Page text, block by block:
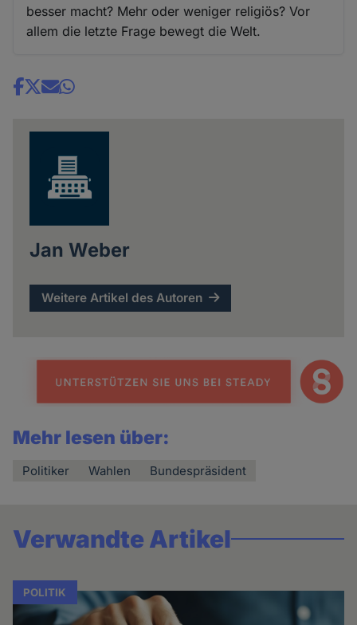
besser macht? Mehr oder weniger religiös? Vor
allem die letzte Frage bewegt die Welt.
Share
Jan Weber
Weitere Artikel des Autoren
Mehr lesen über:
Politiker Wahlen Bundespräsident
Verwandte Artikel
POLITIK